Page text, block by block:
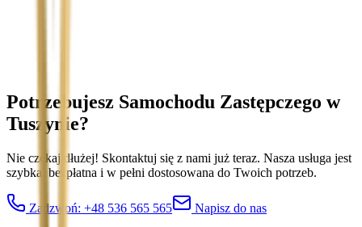
Potrzebujesz Samochodu Zastępczego w
Tuszynie?
Nie czekaj dłużej! Skontaktuj się z nami już teraz. Nasza usługa jest
szybka, bezpłatna i w pełni dostosowana do Twoich potrzeb.
Zadzwoń: +48 536 565 565
Napisz do nas